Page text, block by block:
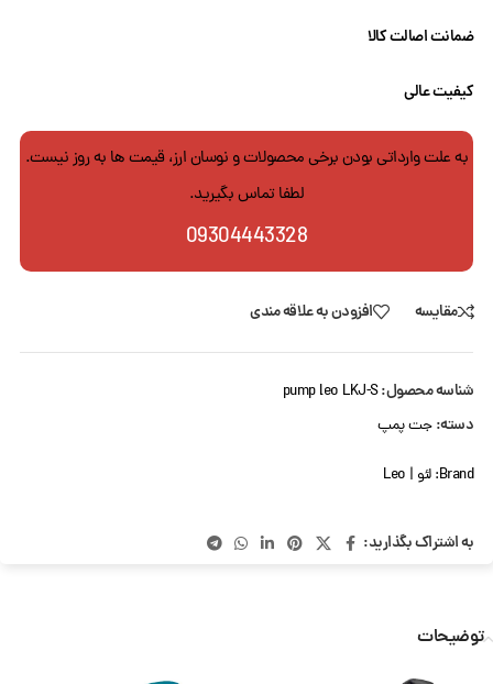
ضمانت اصالت کالا
کیفیت عالی
به علت وارداتی بودن برخی محصولات و نوسان ارز، قیمت ها به روز نیست.
لطفا تماس بگیرید.
09304443328
مقایسه افزودن به علاقه مندی
شناسه محصول:pump leo LKJ-S
دسته: جت پمپ
Brand: لئو | Leo
به اشتراک بگذارید:
توضیحات